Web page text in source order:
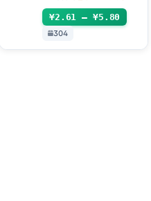
(Hotmail Live) bao
gồm 2FA và Token
¥2.61 – ¥5.80
304